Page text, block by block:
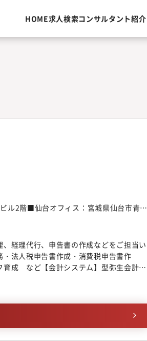
HOME求人検索コンサルタント紹介
2階■仙台オフィス：宮城県仙台市青葉
経理代行、申告書の作成などをご担当い
法人税申告書作成・消費税申告書作
育成 など【会計システム】型弥生会計